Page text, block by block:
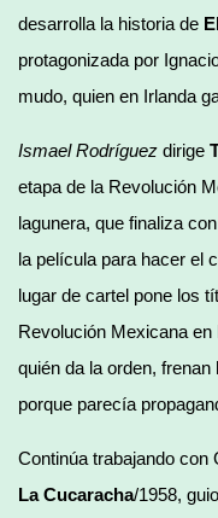
desarrolla la historia de
protagonizada por
mudo, quien en Irlanda
Ismael Rodríguez dirige
etapa de la Revolución
lagunera, que finaliza
la película para hacer el
lugar de cartel pone los
Revolución Mexicana
quién da la orden,
porque parecía
Continúa trabajando con
La Cucaracha/1958,